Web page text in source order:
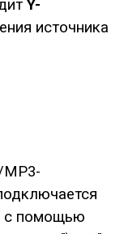
Y-
источника
с помощью